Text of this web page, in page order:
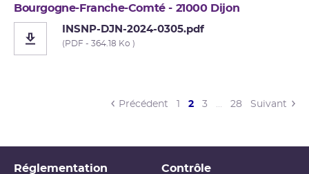
Bourgogne-Franche-Comté - 21000 Dijon
INSNP-DJN-2024-0305.pdf
(PDF - 364.18 Ko )
Précédent 2(current)
3 … 28 Suivant
Réglementation Contrôle